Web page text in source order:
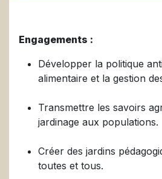
Engagements :
Développer la politique
alimentaire et la gestion
Transmettre les savoirs
jardinage aux populations.
Créer des jardins
toutes et tous.